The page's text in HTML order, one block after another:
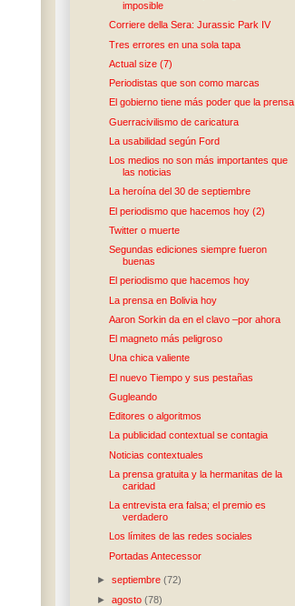
imposible
Corriere della Sera: Jurassic Park IV
Tres errores en una sola tapa
Actual size (7)
Periodistas que son como marcas
El gobierno tiene más poder que la prensa
Guerracivilismo de caricatura
La usabilidad según Ford
Los medios no son más importantes que
las noticias
La heroína del 30 de septiembre
El periodismo que hacemos hoy (2)
Twitter o muerte
Segundas ediciones siempre fueron
buenas
El periodismo que hacemos hoy
La prensa en Bolivia hoy
Aaron Sorkin da en el clavo –por ahora
El magneto más peligroso
Una chica valiente
El nuevo Tiempo y sus pestañas
Gugleando
Editores o algoritmos
La publicidad contextual se contagia
Noticias contextuales
La prensa gratuita y la hermanitas de la
caridad
La entrevista era falsa; el premio es
verdadero
Los límites de las redes sociales
Portadas Antecessor
►septiembre(72)
►agosto(78)